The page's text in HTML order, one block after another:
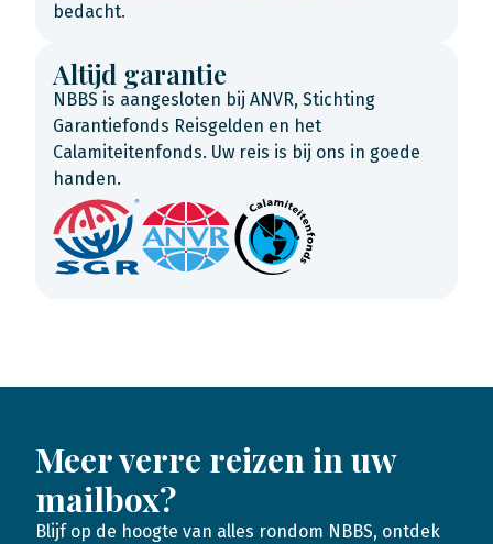
bedacht.
Altijd garantie
NBBS is aangesloten bij ANVR, Stichting
Garantiefonds Reisgelden en het
Calamiteitenfonds. Uw reis is bij ons in goede
handen.
Meer verre reizen in uw
mailbox?
Blijf op de hoogte van alles rondom NBBS, ontdek